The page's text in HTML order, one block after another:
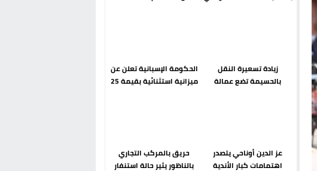
زيادة تسعيرة النقل
بالحسيمة تضع عمالة
الحكومة الإسبانية تعلن عن
ميزانية استثنائية بقيمة 25
عز الدين أوناحي يتصدر
اهتمامات كبار الأندية
حريق بالمركب التجاري
بالناظور يثير حالة استنفار